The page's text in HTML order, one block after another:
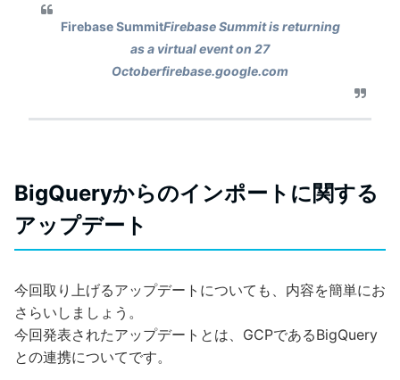
Firebase SummitFirebase Summit is returning
as a virtual event on 27
Octoberfirebase.google.com
BigQueryからのインポートに関する
アップデート
今回取り上げるアップデートについても、内容を簡単にお
さらいしましょう。
今回発表されたアップデートとは、GCPであるBigQuery
との連携についてです。